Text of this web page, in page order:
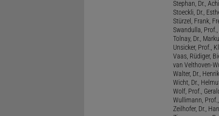
Stephan, Dr.,
Stoeckli, Dr.,
Stürzel, Frank,
Swandulla,
Tolnay, Dr.,
Unsicker, Prof.,
Vaas, Rüdiger,
van Velthoven-
Walter, Dr.,
Wicht, Dr.,
Wolf, Prof.,
Wullimann,
Zeilhofer, Dr.,